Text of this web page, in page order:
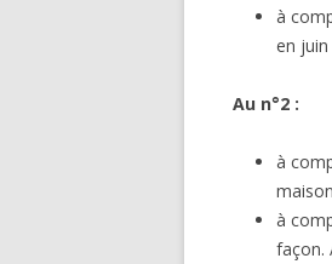
à
en juin
Au n°2 :
à
à
façon.